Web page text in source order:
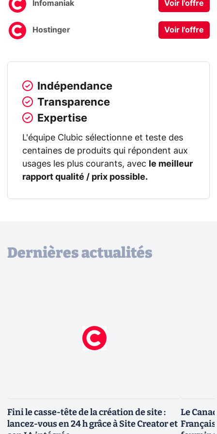
Infomaniak Voir l'offre
Hostinger Voir l'offre
Indépendance
Transparence
Expertise
L'équipe Clubic sélectionne et teste des
centaines de produits qui répondent aux
usages les plus courants, avec
le meilleur
rapport qualité / prix possible.
Dernières actualités
Fini le casse-tête de la création de site :
lancez-vous en 24 h grâce à Site Creator et
Le